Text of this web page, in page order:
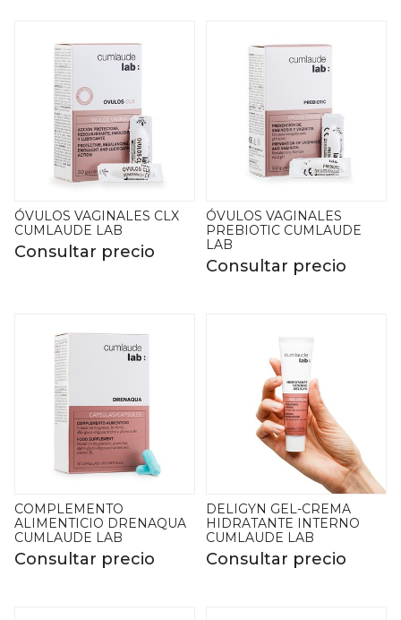
ÓVULOS VAGINALES CLX
CUMLAUDE LAB
Consultar precio
ÓVULOS VAGINALES
PREBIOTIC CUMLAUDE
LAB
Consultar precio
COMPLEMENTO
ALIMENTICIO DRENAQUA
CUMLAUDE LAB
Consultar precio
DELIGYN GEL-CREMA
HIDRATANTE INTERNO
CUMLAUDE LAB
Consultar precio